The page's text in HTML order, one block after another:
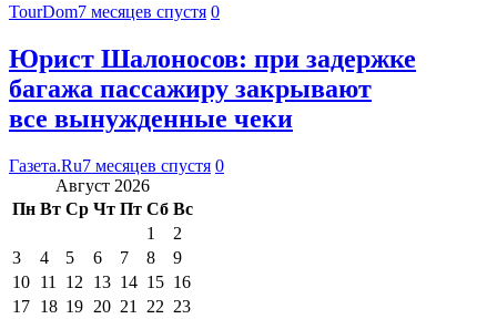
TourDom7 месяцев спустя 0
Юрист Шалоносов: при задержке
багажа пассажиру закрывают
все вынужденные чеки
Газета.Ru7 месяцев спустя 0
Август 2026
Пн Вт Ср Чт Пт Сб Вс
1
2
3
4 5 6 7 8
9
10 11 12 13 14 15 16
17 18 19 20 21 22 23